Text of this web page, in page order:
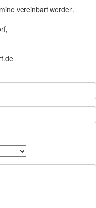
vereinbart werden.